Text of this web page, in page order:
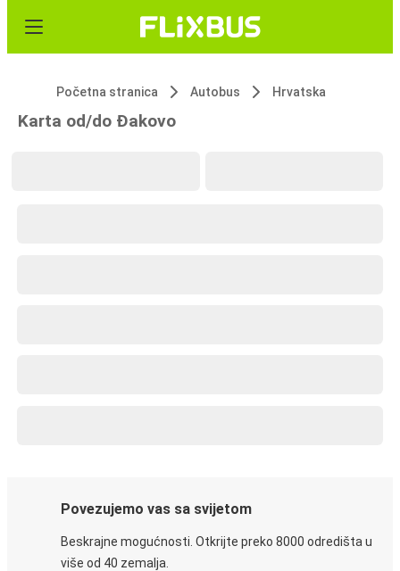
Početna stranica Autobus Hrvatska
Karta od/do Đakovo
Povezujemo vas sa svijetom
Beskrajne mogućnosti. Otkrijte preko 8000 odredišta u
više od 40 zemalja.